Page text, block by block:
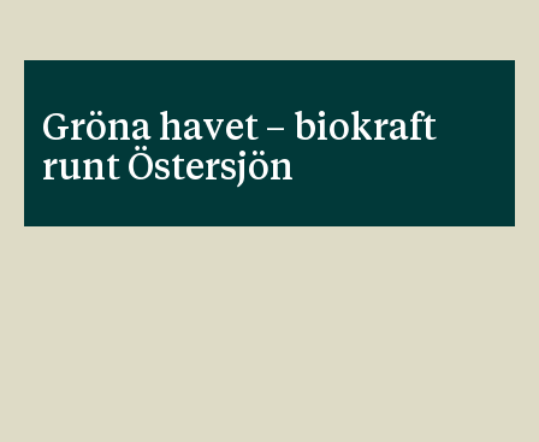
Gröna havet – biokraft
runt Östersjön